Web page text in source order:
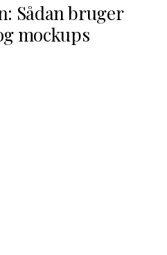
Sådan bruger
mockups